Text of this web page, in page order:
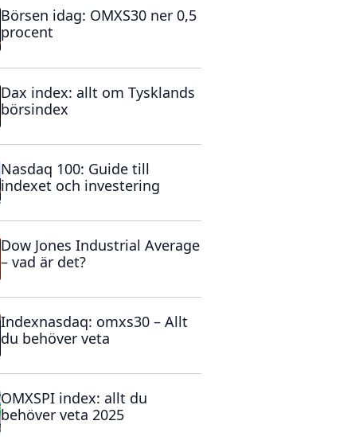
Börsen idag: OMXS30 ner 0,5
procent
Dax index: allt om Tysklands
börsindex
Nasdaq 100: Guide till
indexet och investering
Dow Jones Industrial Average
– vad är det?
Indexnasdaq: omxs30 – Allt
du behöver veta
OMXSPI index: allt du
behöver veta 2025